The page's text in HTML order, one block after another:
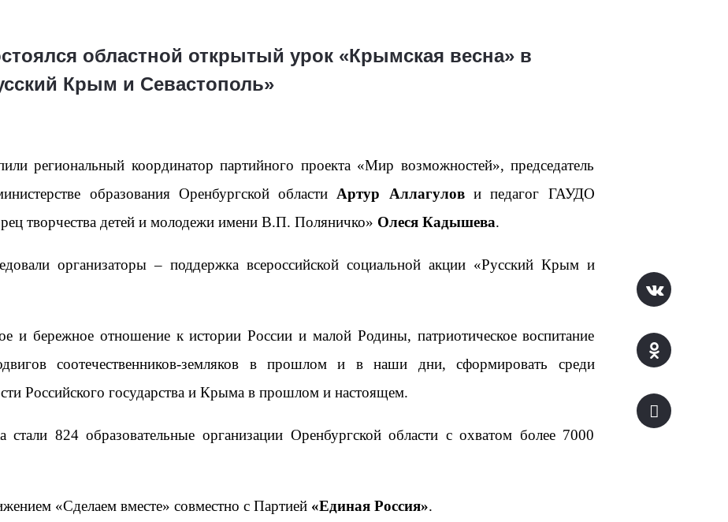
областной открытый урок «Крымская весна» в
Крым и Севастополь»
региональный координатор партийного проекта «Мир возможностей», председатель
образования Оренбургской области Артур Аллагулови педагог ГАУДО
творчества детей и молодежи имени В.П. Поляничко» Олеся Кадышева.
организаторы – поддержка всероссийской социальной акции «Русский Крым и
и бережное отношение к истории России и малой Родины, патриотическое воспитание
соотечественников-земляков в прошлом и в наши дни, сформировать среди
Российского государства и Крыма в прошлом и настоящем.
стали 824 образовательные организации Оренбургской области с охватом более 7000
«Сделаем вместе» совместно с Партией «Единая Россия».